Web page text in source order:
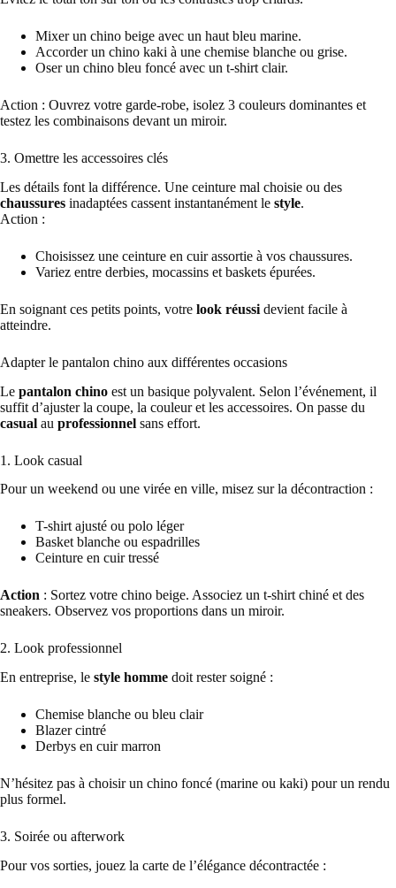
Mixer un chino beige avec un haut bleu marine.
Accorder un chino kaki à une chemise blanche ou grise.
Oser un chino bleu foncé avec un t-shirt clair.
Action : Ouvrez votre garde-robe, isolez 3 couleurs dominantes et
testez les combinaisons devant un miroir.
3. Omettre les accessoires clés
Les détails font la différence. Une ceinture mal choisie ou des
chaussures inadaptées cassent instantanément le style.
Action :
Choisissez une ceinture en cuir assortie à vos chaussures.
Variez entre derbies, mocassins et baskets épurées.
En soignant ces petits points, votre look réussi devient facile à
atteindre.
Adapter le pantalon chino aux différentes occasions
Le pantalon chino est un basique polyvalent. Selon l’événement, il
suffit d’ajuster la coupe, la couleur et les accessoires. On passe du
casual au professionnel sans effort.
1. Look casual
Pour un weekend ou une virée en ville, misez sur la décontraction :
T-shirt ajusté ou polo léger
Basket blanche ou espadrilles
Ceinture en cuir tressé
Action : Sortez votre chino beige. Associez un t-shirt chiné et des
sneakers. Observez vos proportions dans un miroir.
2. Look professionnel
En entreprise, le style homme doit rester soigné :
Chemise blanche ou bleu clair
Blazer cintré
Derbys en cuir marron
N’hésitez pas à choisir un chino foncé (marine ou kaki) pour un rendu
plus formel.
3. Soirée ou afterwork
Pour vos sorties, jouez la carte de l’élégance décontractée :